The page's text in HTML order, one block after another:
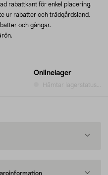
Onlinelager
Hämtar lagerstatus...
rabattkant för enkel placering.
ur rabatter och trädgårdsland.
och gångar.